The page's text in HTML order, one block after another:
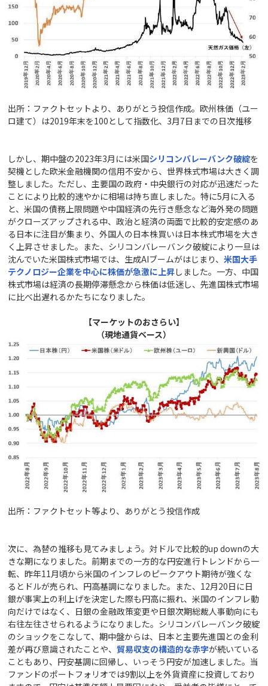
出所：ファクトセットより、ありがとう投信作成。欧州株価（ユー
ロ建て）は2019年末を100として指数化、3月7日までの日次推移
しかし、期中盤の2023年3月には米国シリコンバレーバンク破綻を
契機とした欧米金融機関の信用不安から、世界株式市場は大きく調
整しました。ただし、主要国の政府・中央銀行の対応が迅速だった
ことにより比較的速やかに相場は持ち直しました。特に5月に入る
と、米国の債務上限問題や中国経済の先行き懸念など海外発の問題
がクローズアップされる中、政治と経済の両面で比較的安定感のあ
る日本に注目が集まり、外国人の日本株買いは日本株式市場を大き
く上昇させました。また、シリコンバレーバンク破綻により一旦は
沈んでいた米国株式市場では、生成AIブームがはじまり、米国大手
テクノロジー企業を中心に株価が急激に上昇しました。一方、中国
株式市場は経済の長期停滞懸念から株価は低迷し、先進国株式市場
に比べ出遅れるかたちになりました。
【マーケットのおさらい】
（現地通貨ベース）
出所：ファクトセット等より、ありがとう投信作成
次に、為替の推移も見てみましょう。対ドルで比較的up downの大
きな期になりました。前期までの一方的な円安進行トレンドから一
転、昨年11月頃から米国のインフレのピークアウト期待が強くな
るとドルが売られ、円高基調になりました。また、12月20日に日
銀が事実上の利上げを決定した際も円高に振れ、米国のインフレ動
向だけではなく、日銀の金融政策変更や日銀次期総裁人事動向にも
右往左往させられるようになりました。シリコンバレーバンク破綻
のショックをこなして、期中盤からは、日本と主要先進国との金利
差が再び意識されたことや、貿易収支の構造的な赤字が続いている
こともあり、円安基調に回帰し、いっそう円安が加速しました。当
ファンドのポートフォリオでは9割以上を外貨資産に投資しており